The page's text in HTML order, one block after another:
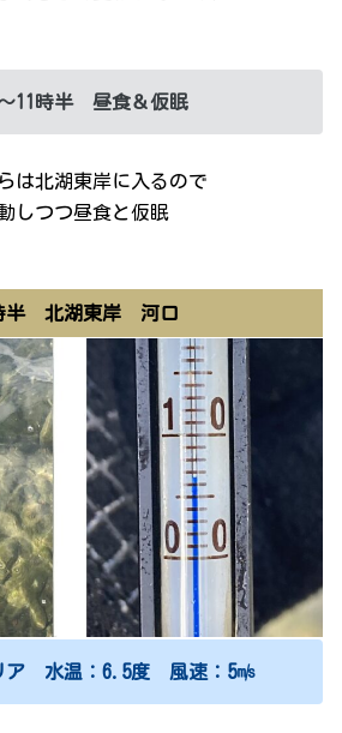
11時半 昼食＆仮眠
は北湖東岸に入るので
しつつ昼食と仮眠
半 北湖東岸 河口
ア 水温：6.5度 風速：5㎧